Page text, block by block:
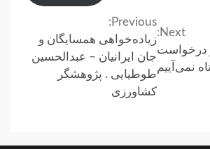
Previous:
زیاده‌خواهی همسایگان و
جان ایرانیان – عبدالحسین
طوطیایی . پژوهشگر
کشاورزی
Next:
درخواست
نمی‌آییم